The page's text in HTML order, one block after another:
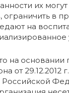
их
ограничить в
на
на основании
от 29.12.2012
Российской